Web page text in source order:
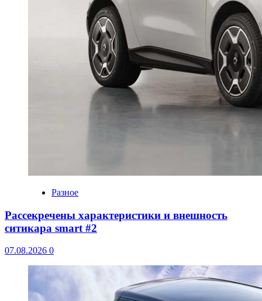
Разное
Рассекречены характеристики и внешность
ситикара smart #2
07.08.2026 0